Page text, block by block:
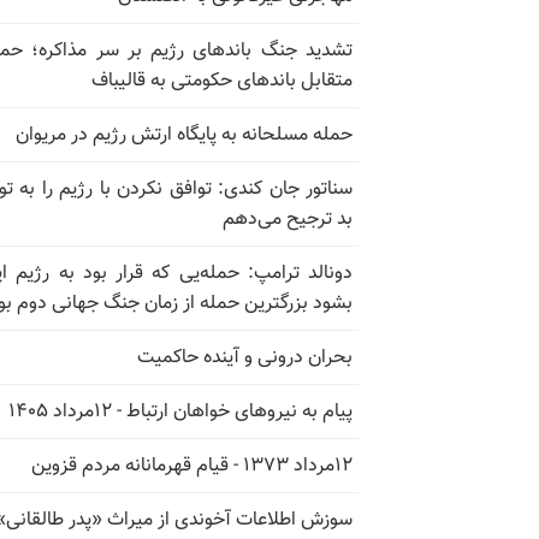
تشدید جنگ باندهای رژیم بر سر مذاکره؛
متقابل باندهای حکومتی به قالیباف
حمله مسلحانه به پایگاه ارتش رژیم در مریوان
سناتور جان کندی: توافق نکردن با رژیم را به
بد ترجیح می‌دهم
دونالد ترامپ: حمله‌یی که قرار بود به رژیم
بشود بزرگترین حمله از زمان جنگ جهانی دوم
بحران درونی و آینده حاکمیت
پیام به نیروهای خواهان ارتباط - ۱۲مرداد ۱۴۰۵
۱۲مرداد ۱۳۷۳ - قیام قهرمانانه مردم قزوین
سوزش اطلاعات آخوندی از میراث «پدر